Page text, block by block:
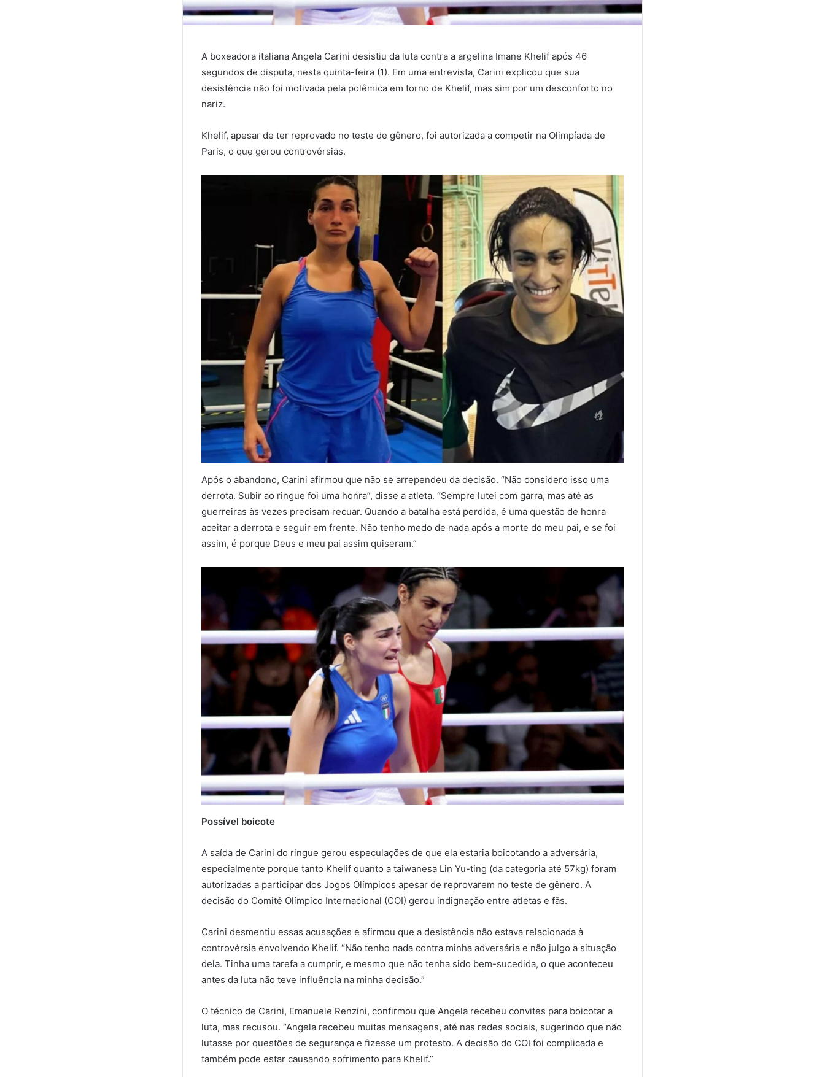
A boxeadora italiana Angela Carini desistiu da luta contra a argelina Imane Khelif após 46
segundos de disputa, nesta quinta-feira (1). Em uma entrevista, Carini explicou que sua
desistência não foi motivada pela polêmica em torno de Khelif, mas sim por um desconforto no
nariz.
Khelif, apesar de ter reprovado no teste de gênero, foi autorizada a competir na Olimpíada de
Paris, o que gerou controvérsias.
Após o abandono, Carini afirmou que não se arrependeu da decisão. “Não considero isso uma
derrota. Subir ao ringue foi uma honra”, disse a atleta. “Sempre lutei com garra, mas até as
guerreiras às vezes precisam recuar. Quando a batalha está perdida, é uma questão de honra
aceitar a derrota e seguir em frente. Não tenho medo de nada após a morte do meu pai, e se foi
assim, é porque Deus e meu pai assim quiseram.”
Possível boicote
A saída de Carini do ringue gerou especulações de que ela estaria boicotando a adversária,
especialmente porque tanto Khelif quanto a taiwanesa Lin Yu-ting (da categoria até 57kg) foram
autorizadas a participar dos Jogos Olímpicos apesar de reprovarem no teste de gênero. A
decisão do Comitê Olímpico Internacional (COI) gerou indignação entre atletas e fãs.
Carini desmentiu essas acusações e afirmou que a desistência não estava relacionada à
controvérsia envolvendo Khelif. “Não tenho nada contra minha adversária e não julgo a situação
dela. Tinha uma tarefa a cumprir, e mesmo que não tenha sido bem-sucedida, o que aconteceu
antes da luta não teve influência na minha decisão.”
O técnico de Carini, Emanuele Renzini, confirmou que Angela recebeu convites para boicotar a
luta, mas recusou. “Angela recebeu muitas mensagens, até nas redes sociais, sugerindo que não
lutasse por questões de segurança e fizesse um protesto. A decisão do COI foi complicada e
também pode estar causando sofrimento para Khelif.”